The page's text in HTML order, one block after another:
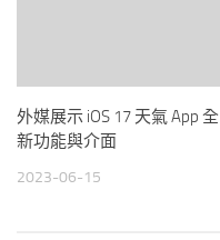
外媒展示 iOS 17 天氣 App 全
新功能與介面
2023-06-15